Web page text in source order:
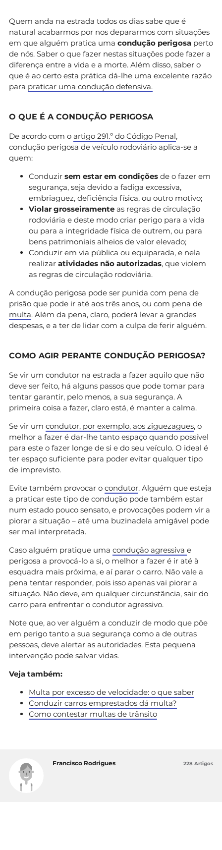
Quem anda na estrada todos os dias sabe que é
natural acabarmos por nos depararmos com situações
em que alguém pratica uma condução perigosa perto
de nós. Saber o que fazer nestas situações pode fazer a
diferença entre a vida e a morte. Além disso, saber o
que é ao certo esta prática dá-lhe uma excelente razão
para praticar uma condução defensiva.
O QUE É A CONDUÇÃO PERIGOSA
De acordo com o artigo 291.º do Código Penal,
condução perigosa de veículo rodoviário aplica-se a
quem:
Conduzir sem estar em condições de o fazer em
segurança, seja devido a fadiga excessiva,
embriaguez, deficiência física, ou outro motivo;
Violar grosseiramente as regras de circulação
rodoviária e deste modo criar perigo para a vida
ou para a integridade física de outrem, ou para
bens patrimoniais alheios de valor elevado;
Conduzir em via pública ou equiparada, e nela
realizar atividades não autorizadas, que violem
as regras de circulação rodoviária.
A condução perigosa pode ser punida com pena de
prisão que pode ir até aos três anos, ou com pena de
multa. Além da pena, claro, poderá levar a grandes
despesas, e a ter de lidar com a culpa de ferir alguém.
COMO AGIR PERANTE CONDUÇÃO PERIGOSA?
Se vir um condutor na estrada a fazer aquilo que não
deve ser feito, há alguns passos que pode tomar para
tentar garantir, pelo menos, a sua segurança. A
primeira coisa a fazer, claro está, é manter a calma.
Se vir um condutor, por exemplo, aos ziguezagues, o
melhor a fazer é dar-lhe tanto espaço quando possível
para este o fazer longe de si e do seu veículo. O ideal é
ter espaço suficiente para poder evitar qualquer tipo
de imprevisto.
Evite também provocar o condutor. Alguém que esteja
a praticar este tipo de condução pode também estar
num estado pouco sensato, e provocações podem vir a
piorar a situação – até uma buzinadela amigável pode
ser mal interpretada.
Caso alguém pratique uma condução agressiva e
perigosa a provocá-lo a si, o melhor a fazer é ir até à
esquadra mais próxima, e aí parar o carro. Não vale a
pena tentar responder, pois isso apenas vai piorar a
situação. Não deve, em qualquer circunstância, sair do
carro para enfrentar o condutor agressivo.
Note que, ao ver alguém a conduzir de modo que põe
em perigo tanto a sua segurança como a de outras
pessoas, deve alertar as autoridades. Esta pequena
intervenção pode salvar vidas.
Veja também:
Multa por excesso de velocidade: o que saber
Conduzir carros emprestados dá multa?
Como contestar multas de trânsito
Francisco Rodrigues 228 Artigos